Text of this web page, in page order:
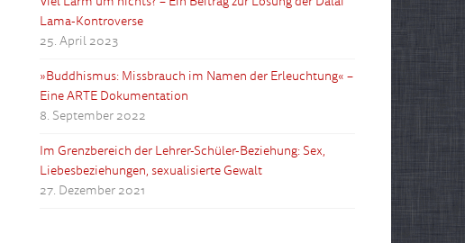
Lama-Kontroverse
25. April 2023
»Buddhismus: Missbrauch im Namen der Erleuchtung« –
Eine ARTE Dokumentation
8. September 2022
Im Grenzbereich der Lehrer-Schüler-Beziehung: Sex,
Liebesbeziehungen, sexualisierte Gewalt
27. Dezember 2021